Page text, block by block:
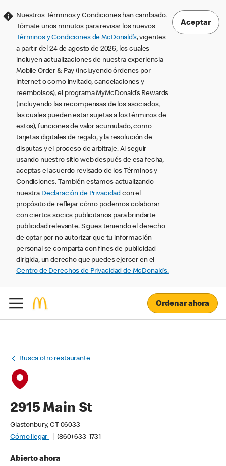
Nuestros Términos y Condiciones han cambiado.
Tómate unos minutos para revisar los nuevos
Términos y Condiciones de McDonald’s, vigentes
a partir del 24 de agosto de 2026, los cuales
incluyen actualizaciones de nuestra experiencia
Mobile Order & Pay (incluyendo órdenes por
internet o como invitado, cancelaciones y
reembolsos), el programa MyMcDonald’s Rewards
(incluyendo las recompensas de los asociados,
las cuales pueden estar sujetas a los términos de
estos), funciones de valor acumulado, como
tarjetas digitales de regalo, y la resolución de
disputas y el proceso de arbitraje. Al seguir
usando nuestro sitio web después de esa fecha,
aceptas el acuerdo revisado de los Términos y
Condiciones. También estamos actualizando
nuestra Declaración de Privacidad con el
propósito de reflejar cómo podemos colaborar
con ciertos socios publicitarios para brindarte
publicidad relevante. Sigues teniendo el derecho
de optar por no autorizar que tu información
personal se comparta con fines de publicidad
dirigida, un derecho que puedes ejercer en el
Centro de Derechos de Privacidad de McDonald’s.
Aceptar
Ordenar ahora
Busca otro restaurante
2915 Main St
Glastonbury, CT 06033
Cómo llegar
(860) 633-1731
Abierto ahora